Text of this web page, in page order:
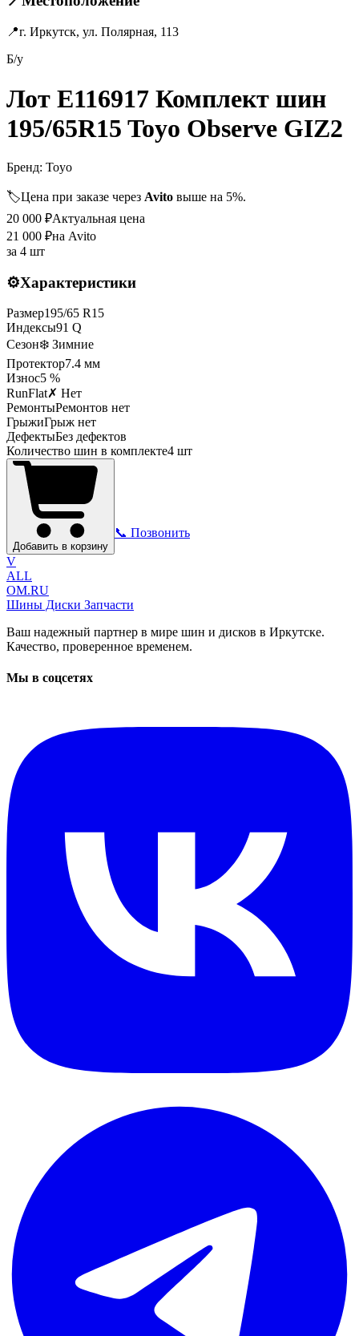
📍г. Иркутск, ул. Полярная, 113
Б/у
Лот E116917 Комплект шин
195/65R15 Toyo Observe GIZ2
Бренд: Toyo
🏷️Цена при заказе через Avito выше на 5%.
20 000 ₽Актуальная цена
21 000 ₽на Avito
за 4 шт
⚙️Характеристики
Размер195/65 R15
Индексы91 Q
Сезон❄️ Зимние
Протектор7.4 мм
Износ5 %
RunFlat✗ Нет
РемонтыРемонтов нет
ГрыжиГрыж нет
ДефектыБез дефектов
Количество шин в комплекте4 шт
Добавить в корзину
📞 Позвонить
V
ALL
OM.RU
Шины Диски Запчасти
Ваш надежный партнер в мире шин и дисков в Иркутске.
Качество, проверенное временем.
Мы в соцсетях